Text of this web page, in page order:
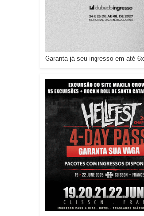
Garanta já seu ingresso em até 6x